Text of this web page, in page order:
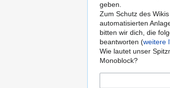
geben.
Zum Schutz des
automatisierten
bitten wir dich, die
beantworten (weitere
Wie lautet unser
Monoblock?